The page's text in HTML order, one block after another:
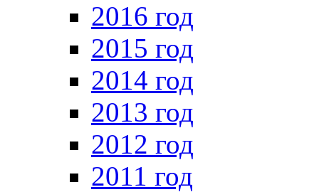
2016 год
2015 год
2014 год
2013 год
2012 год
2011 год